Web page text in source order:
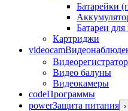
Батарейки
Батареи для
Картриджи
videocam
Видео балуны
Видеокамеры
codeПрограммы
powerЗащита питания ›